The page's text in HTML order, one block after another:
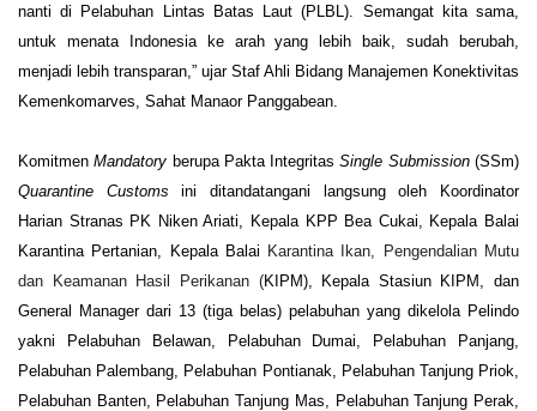
nanti di Pelabuhan Lintas Batas Laut (PLBL). Semangat kita sama,
untuk menata Indonesia ke arah yang lebih baik, sudah berubah,
menjadi lebih transparan,” ujar Staf Ahli Bidang Manajemen Konektivitas
Kemenkomarves, Sahat Manaor Panggabean.
Komitmen Mandatory berupa Pakta Integritas Single Submission
Quarantine Customs ini ditandatangani langsung oleh Koordinator
Harian Stranas PK Niken Ariati, Kepala KPP Bea Cukai, Kepala Balai
Karantina Pertanian, Kepala Balai Karantina Ikan, Pengendalian Mutu
dan Keamanan Hasil Perikanan (KIPM), Kepala Stasiun KIPM, dan
General Manager dari 13 (tiga belas) pelabuhan yang dikelola Pelindo
yakni Pelabuhan Belawan, Pelabuhan Dumai, Pelabuhan Panjang,
Pelabuhan Palembang, Pelabuhan Pontianak, Pelabuhan Tanjung Priok,
Pelabuhan Banten, Pelabuhan Tanjung Mas, Pelabuhan Tanjung Perak,